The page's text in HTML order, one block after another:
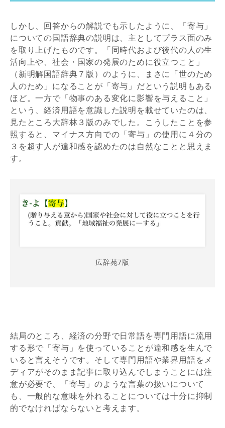
しかし、回答からの解説でも示したように、「寄与」
についての国語辞典の説明は、主としてプラス面のみ
を取り上げたものです。「同時代および後代の人の生
活向上や、社会・国家の発展のために役立つこと」
（新明解国語辞典７版）のように、まさに「世のため
人のため」になることが「寄与」だという説明もある
ほど。一方で「物事のある変化に影響を与えること」
という、経済用語を意識した説明を載せていたのは、
見たところ大辞林３版のみでした。こうしたことを参
照すると、マイナス方向での「寄与」の使用に４分の
３を超す人が違和感を認めたのは自然なことと思えま
す。
広辞苑7版
結局のところ、経済の分野で日常語を専門用語に流用
する形で「寄与」を使っていることが違和感を生んで
いると言えそうです。そして専門用語や業界用語をメ
ディアがそのまま記事に取り込んでしまうことには注
意が必要で、「寄与」のような言葉の扱いについて
も、一般的な意味を外れることについては十分に抑制
的でなければならないと考えます。